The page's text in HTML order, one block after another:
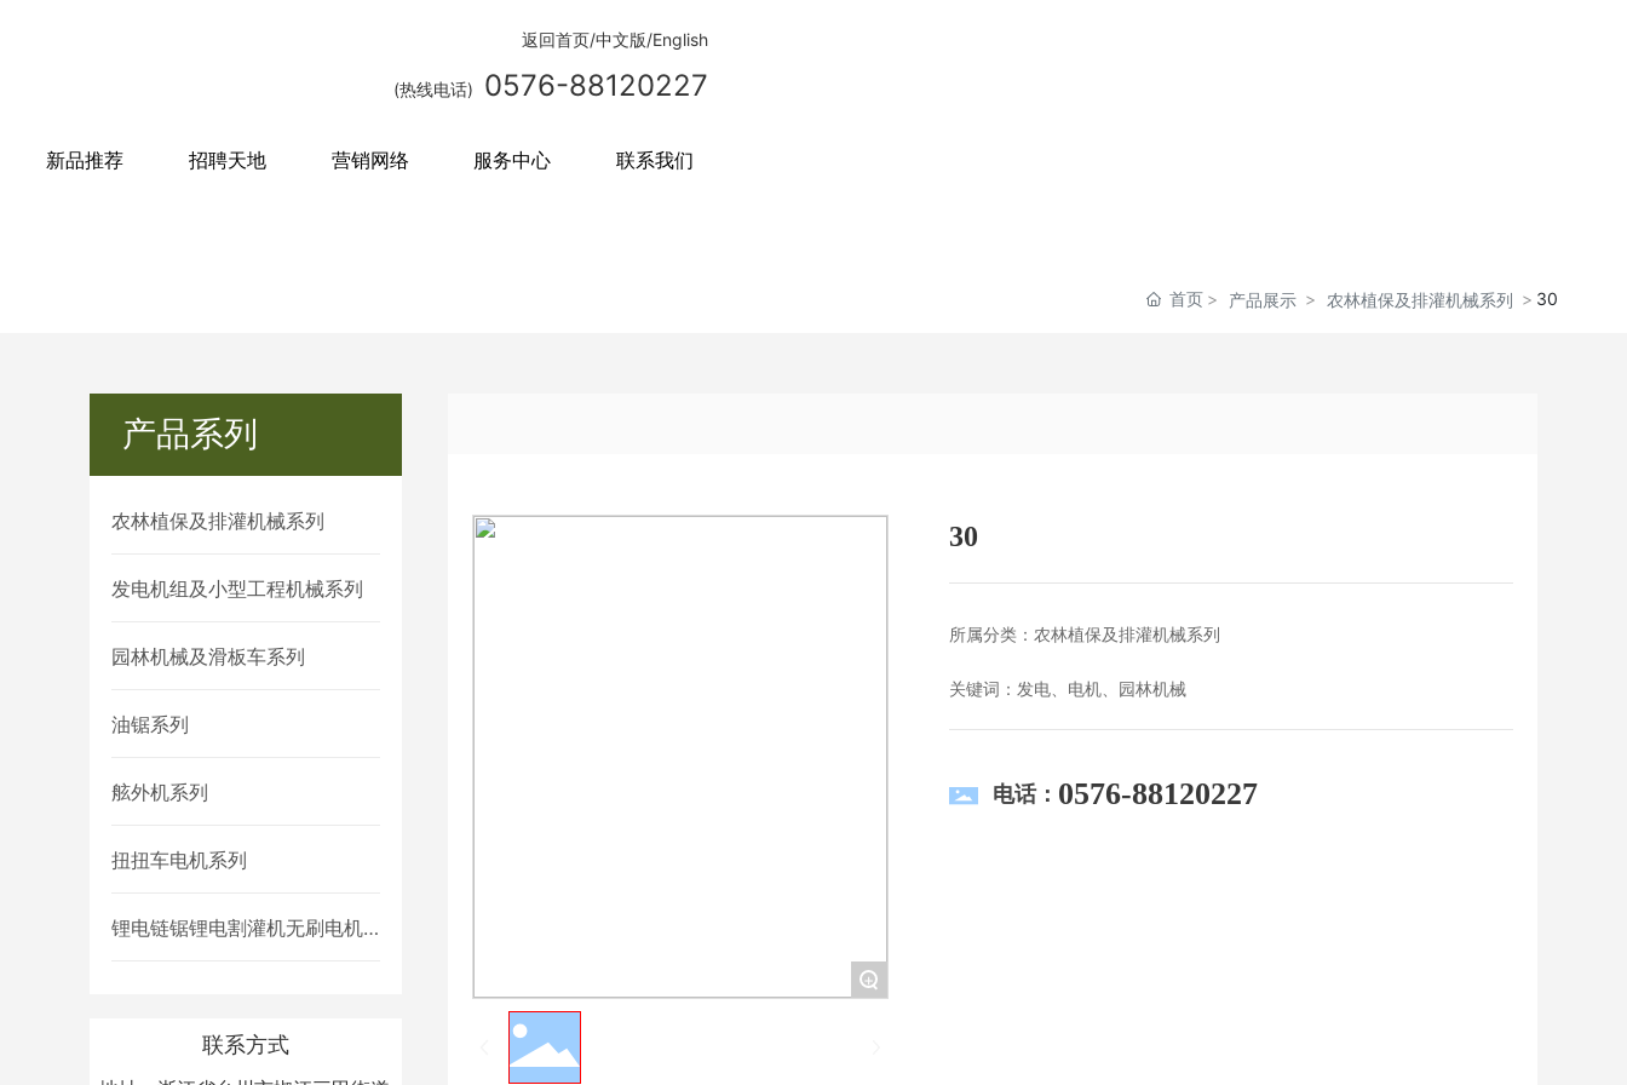
返回首页/中文版/English
(热线电话) 0576-88120227
新品推荐 招聘天地 营销网络 服务中心 联系我们
首页 产品展示 农林植保及排灌机械系列 30
产品系列
农林植保及排灌机械系列
发电机组及小型工程机械系列
园林机械及滑板车系列
油锯系列
舷外机系列
扭扭车电机系列
锂电链锯锂电割灌机无刷电机
联系方式
+
30
所属分类： 农林植保及排灌机械系列
关键词：发电、电机、园林机械
电话： 0576-88120227